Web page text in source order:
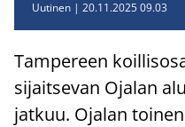
Uutinen 20.11.2025 09.03
Tam­pe­reen
si­jait­se­van Oja­lan
jat­kuu. Oja­lan